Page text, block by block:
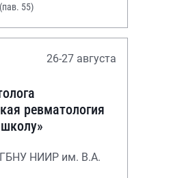
55)
26-27 августа
ревматология
НИИР им. В.А.